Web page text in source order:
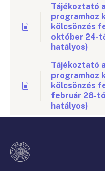
Tájékoztató
programhoz
kölcsönzés
október 24-
hatályos)
Tájékoztató
programhoz
kölcsönzés
február 28-
hatályos)